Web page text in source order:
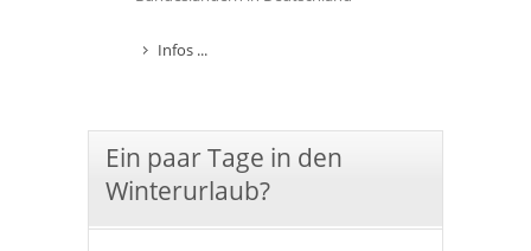
Infos ...
Ein paar Tage in den
Winterurlaub?